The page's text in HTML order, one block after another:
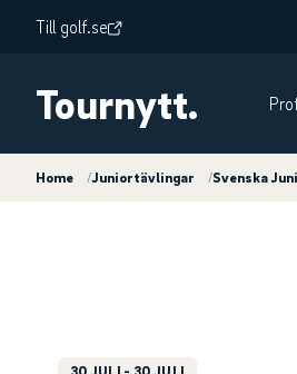
Till golf.se
Tournytt.
Home /Juniortävlingar /Svenska